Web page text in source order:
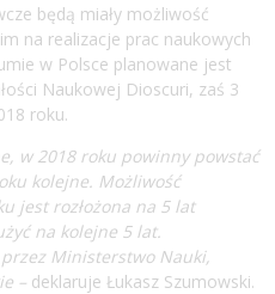
będą miały możliwość
na realizacje prac naukowych
w Polsce planowane jest
Naukowej Dioscuri, zaś 3
roku.
w 2018 roku powinny powstać
kolejne. Możliwość
jest rozłożona na 5 lat
na kolejne 5 lat.
Ministerstwo Nauki,
– deklaruje Łukasz Szumowski.